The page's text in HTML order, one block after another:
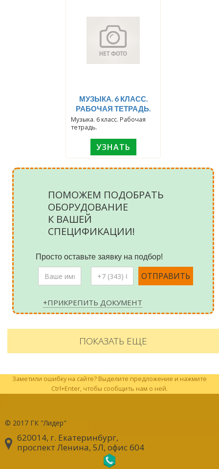
МУЗЫКА. 6 КЛАСС.
РАБОЧАЯ ТЕТРАДЬ.
Музыка. 6 класс. Рабочая
тетрадь.
УЗНАТЬ
ПОМОЖЕМ ПОДОБРАТЬ
ОБОРУДОВАНИЕ
К ВАШЕЙ
СПЕЦИФИКАЦИИ!
Просто оставьте заявку на подбор!
+ПРИКРЕПИТЬ ДОКУМЕНТ
ПОКАЗАТЬ ЕЩЕ
Заметили ошибку на сайте? Выделите предложение и нажмите
Ctrl+Enter, чтобы сообщить нам о ней.
© 2017 ГК "Лидер"
620014, г. Екатеринбург,
проспект Ленина, 5Л, офис 604